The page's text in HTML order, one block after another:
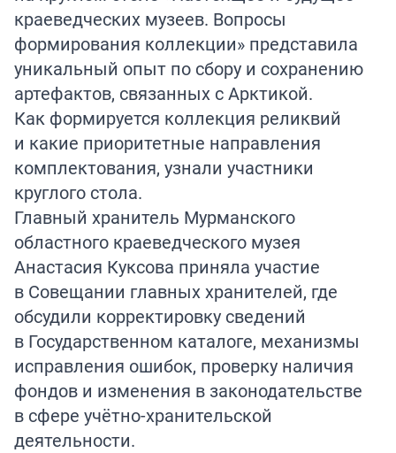
краеведческих музеев. Вопросы
формирования коллекции» представила
уникальный опыт по сбору и сохранению
артефактов, связанных с Арктикой.
Как формируется коллекция реликвий
и какие приоритетные направления
комплектования, узнали участники
круглого стола.
Главный хранитель Мурманского
областного краеведческого музея
Анастасия Куксова приняла участие
в Совещании главных хранителей, где
обсудили корректировку сведений
в Государственном каталоге, механизмы
исправления ошибок, проверку наличия
фондов и изменения в законодательстве
в сфере учётно-хранительской
деятельности.